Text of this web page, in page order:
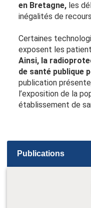
en Bretagne, les
inégalités de
Certaines
exposent les
Ainsi, la
de santé publique
publication
l’exposition de la
établissement de
Publications